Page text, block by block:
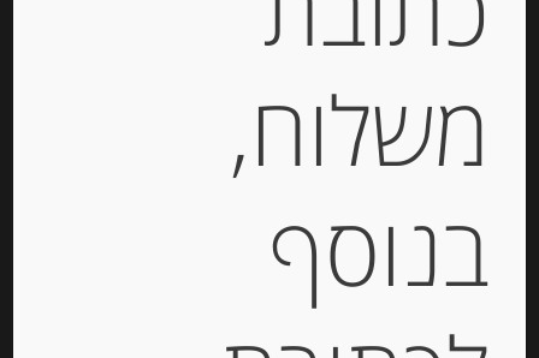
יחידות
הוספה לסל
משלוח,
בנוסף